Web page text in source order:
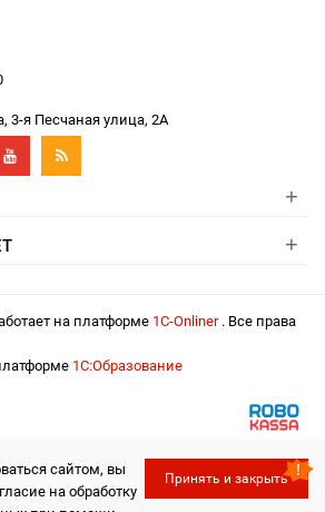
3-я Песчаная улица, 2А
+
+
на платформе 1С-Onliner . Все права
1С:Образование
сайтом, вы
на обработку
Принять и закрыть